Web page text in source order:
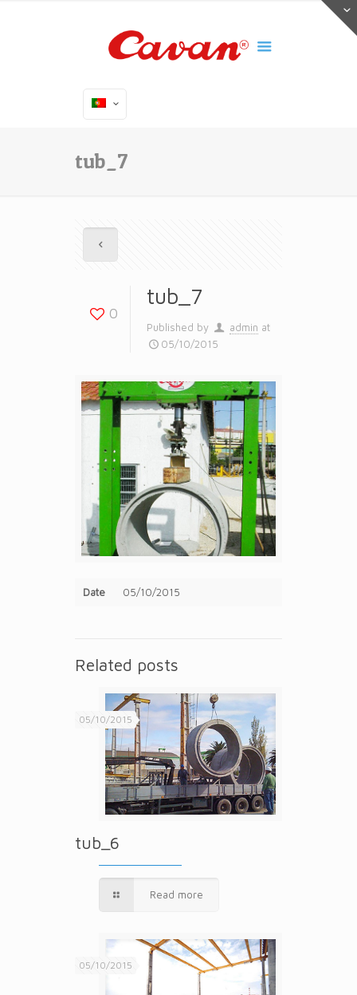
tub_7
0
tub_7
Published by admin at
05/10/2015
Date 05/10/2015
Related posts
05/10/2015
tub_6
Read more
05/10/2015